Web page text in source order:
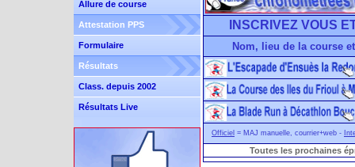
Allure de course
Attestation PPS
Formulaire
Résultats
Class. depuis 2002
Résultats Live
INSCRIVEZ VOUS
Nom, lieu de la course
Officiel = MAJ manuelle, courrier+web -
Toutes les prochaines